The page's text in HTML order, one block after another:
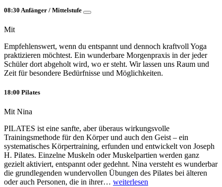
08:30 Anfänger / Mittelstufe
Mit
Empfehlenswert, wenn du entspannt und dennoch kraftvoll Yoga
praktizieren möchtest. Ein wunderbare Morgenpraxis in der jeder
Schüler dort abgeholt wird, wo er steht. Wir lassen uns Raum und
Zeit für besondere Bedürfnisse und Möglichkeiten.
18:00 Pilates
Mit Nina
PILATES ist eine sanfte, aber überaus wirkungsvolle
Trainingsmethode für den Körper und auch den Geist – ein
systematisches Körpertraining, erfunden und entwickelt von Joseph
H. Pilates. Einzelne Muskeln oder Muskelpartien werden ganz
gezielt aktiviert, entspannt oder gedehnt. Nina versteht es wunderbar
die grundlegenden wundervollen Übungen des Pilates bei älteren
oder auch Personen, die in ihrer… weiterlesen